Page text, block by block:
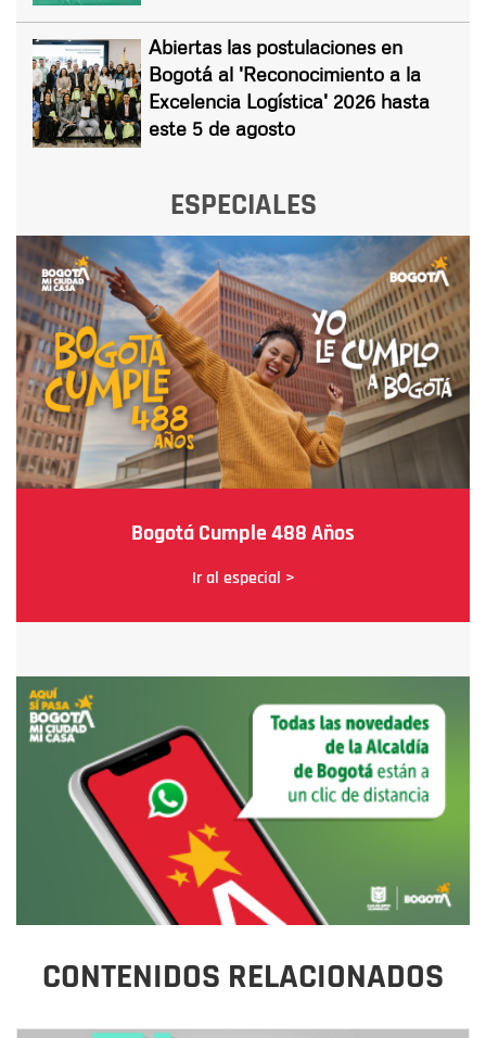
Abiertas las postulaciones en
Bogotá al 'Reconocimiento a la
Excelencia Logística' 2026 hasta
este 5 de agosto
ESPECIALES
Bogotá Cumple 488 Años
Ir al especial >
CONTENIDOS RELACIONADOS